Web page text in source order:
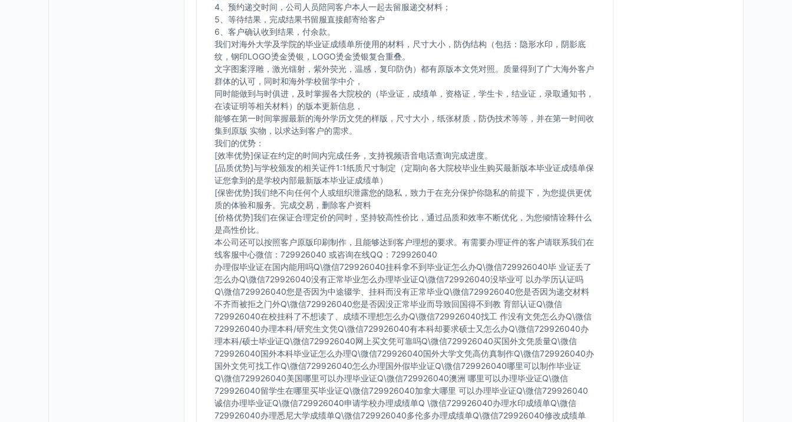
4、预约递交时间，公司人员陪同客户本人一起去留服递交材料；
5、等待结果，完成结果书留服直接邮寄给客户
6、客户确认收到结果，付余款。
我们对海外大学及学院的毕业证成绩单所使用的材料，尺寸大小，防伪结构（包括：隐形水印，阴影底
纹，钢印LOGO烫金烫银，LOGO烫金烫银复合重叠。
文字图案浮雕，激光镭射，紫外荧光，温感，复印防伪）都有原版本文凭对照。质量得到了广大海外客户
群体的认可，同时和海外学校留学中介，
同时能做到与时俱进，及时掌握各大院校的（毕业证，成绩单，资格证，学生卡，结业证，录取通知书，
在读证明等相关材料）的版本更新信息，
能够在第一时间掌握最新的海外学历文凭的样版，尺寸大小，纸张材质，防伪技术等等，并在第一时间收
集到原版 实物，以求达到客户的需求。
我们的优势：
[效率优势]保证在约定的时间内完成任务，支持视频语音电话查询完成进度。
[品质优势]与学校颁发的相关证件1:1纸质尺寸制定（定期向各大院校毕业生购买最新版本毕业证成绩单保
证您拿到的是学校内部最新版本毕业证成绩单）
[保密优势]我们绝不向任何个人或组织泄露您的隐私，致力于在充分保护你隐私的前提下，为您提供更优
质的体验和服务。完成交易，删除客户资料
[价格优势]我们在保证合理定价的同时，坚持较高性价比，通过品质和效率不断优化，为您倾情诠释什么
是高性价比。
本公司还可以按照客户原版印刷制作，且能够达到客户理想的要求。有需要办理证件的客户请联系我们在
线客服中心微信：729926040 或咨询在线QQ：729926040
办理假毕业证在国内能用吗Q\微信729926040挂科拿不到毕业证怎么办Q\微信729926040毕 业证丢了
怎么办Q\微信729926040没有正常毕业怎么办理毕业证Q\微信729926040没毕业可 以办学历认证吗
Q\微信729926040您是否因为中途辍学、挂科而没有正常毕业Q\微信729926040您是否因为递交材料
不齐而被拒之门外Q\微信729926040您是否因没正常毕业而导致回国得不到教 育部认证Q\微信
729926040在校挂科了不想读了、成绩不理想怎么办Q\微信729926040找工 作没有文凭怎么办Q\微信
729926040办理本科/研究生文凭Q\微信729926040有本科却要求硕士又怎么办Q\微信729926040办
理本科/硕士毕业证Q\微信729926040网上买文凭可靠吗Q\微信729926040买国外文凭质量Q\微信
729926040国外本科毕业证怎么办理Q\微信729926040国外大学文凭高仿真制作Q\微信729926040办
国外文凭可找工作Q\微信729926040怎么办理国外假毕业证Q\微信729926040哪里可以制作毕业证
Q\微信729926040美国哪里可以办理毕业证Q\微信729926040澳洲 哪里可以办理毕业证Q\微信
729926040留学生在哪里买毕业证Q\微信729926040加拿大哪里 可以办理毕业证Q\微信729926040
诚信办理毕业证Q\微信729926040申请学校办理成绩单Q \微信729926040办理水印成绩单Q\微信
729926040办理悉尼大学成绩单Q\微信729926040多伦多办理成绩单Q\微信729926040修改成绩单